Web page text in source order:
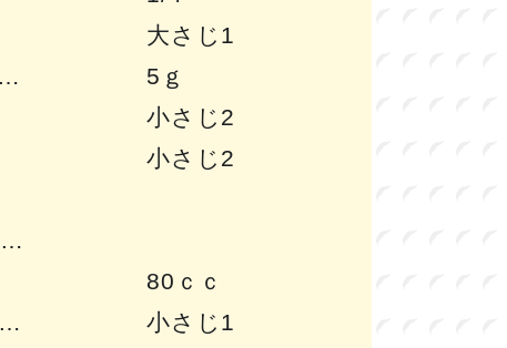
大さじ1
5ｇ
小さじ2
小さじ2
80ｃｃ
小さじ1